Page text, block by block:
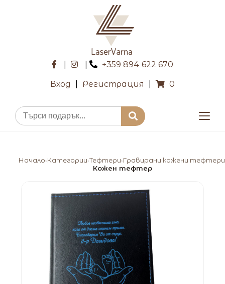
+359 894 622 670
Вход Регистрация 0
Начало›Категории›Тефтери›Гравирани кожени тефтери
Кожен тефтер